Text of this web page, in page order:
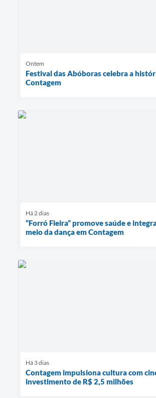
Ontem
Festival das Abóboras celebra a
Contagem
Há 2 dias
“Forró Fieira” promove saúde e
meio da dança em Contagem
Há 3 dias
Contagem impulsiona cultura com
investimento de R$ 2,5 milhões